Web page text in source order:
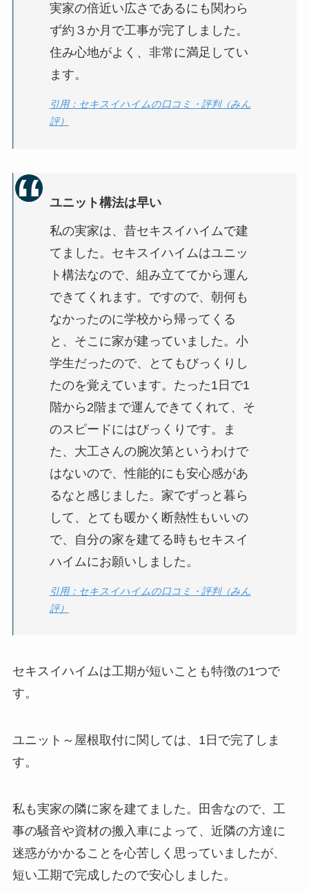
実家の倍近い広さであるにも関わら
ず約３か月で工事が完了 しました。
住み心地がよく、非常に満足してい
ます。
引用：セキスイハイムの口コミ・評判（みん
評）
ユニット構法は早い
私の実家は、昔セキスイハイムで建
てました。セキスイハイムはユニッ
ト構法なので、組み立ててから運ん
できてくれます。ですので、朝何も
なかったのに学校から帰ってくる
と、そこに家が建っていました。小
学生だったので、とてもびっくりし
たのを覚えています。 たった1日で1
階から2階まで運んできてくれて、そ
のスピードにはびっくりです。ま
た、大工さんの腕次第というわけで
はないので、性能的にも安心感があ
るなと感じました。家でずっと暮ら
して、とても暖かく断熱性もいいの
で、自分の家を建てる時もセキスイ
ハイムにお願いしました。
引用：セキスイハイムの口コミ・評判（みん
評）
セキスイハイムは工期が短いことも特徴の1つで
す。
ユニット～屋根取付に関しては、1日で完了しま
す。
私も実家の隣に家を建てました。田舎なので、工
事の騒音や資材の搬入車によって、近隣の方達に
迷惑がかかることを心苦しく思っていましたが、
短い工期で完成したので安心しました。